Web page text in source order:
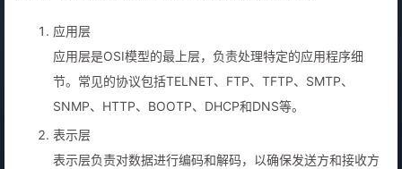
应用层
应用层是OSI模型的最上层，负责处理特定的应用程序细
节。常见的协议包括TELNET、FTP、TFTP、SMTP、
SNMP、HTTP、BOOTP、DHCP和DNS等。
表示层
表示层负责对数据进行编码和解码，以确保发送方和接收方